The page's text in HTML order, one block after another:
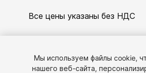
Все цены указаны без НДС
Мы используем файлы cookie,
нашего веб-сайта,